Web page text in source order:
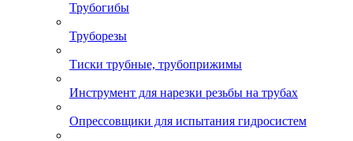
Трубогибы
Труборезы
Тиски трубные, трубоприжимы
Инструмент для нарезки резьбы на трубах
Опрессовщики для испытания гидросистем